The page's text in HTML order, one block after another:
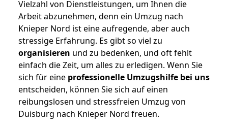
Vielzahl von Dienstleistungen, um Ihnen die
Arbeit abzunehmen, denn ein Umzug nach
Knieper Nord ist eine aufregende, aber auch
stressige Erfahrung. Es gibt so viel zu
organisieren und zu bedenken, und oft fehlt
einfach die Zeit, um alles zu erledigen. Wenn Sie
sich für eine professionelle Umzugshilfe bei uns
entscheiden, können Sie sich auf einen
reibungslosen und stressfreien Umzug von
Duisburg nach Knieper Nord freuen.